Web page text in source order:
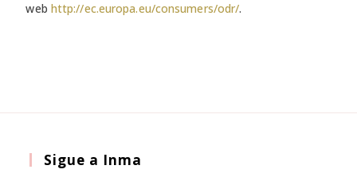
web http://ec.europa.eu/consumers/odr/.
Sigue a Inma